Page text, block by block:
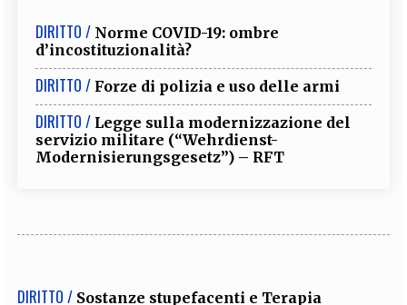
DIRITTO / Norme COVID-19: ombre
d’incostituzionalità?
DIRITTO / Forze di polizia e uso delle armi
DIRITTO / Legge sulla modernizzazione del
servizio militare (“Wehrdienst-
Modernisierungsgesetz”) – RFT
DIRITTO / Sostanze stupefacenti e Terapia